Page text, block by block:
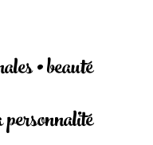
• beauté